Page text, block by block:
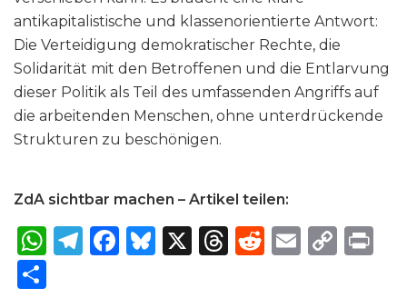
antikapitalistische und klassenorientierte Antwort:
Die Verteidigung demokratischer Rechte, die
Solidarität mit den Betroffenen und die Entlarvung
dieser Politik als Teil des umfassenden Angriffs auf
die arbeitenden Menschen, ohne unterdrückende
Strukturen zu beschönigen.
ZdA sichtbar machen – Artikel teilen:
W T
F
B X
T
R
E
C